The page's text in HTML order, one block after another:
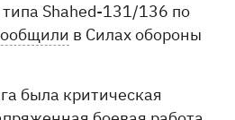
Shahed-131/136 по
в Силах обороны
была критическая